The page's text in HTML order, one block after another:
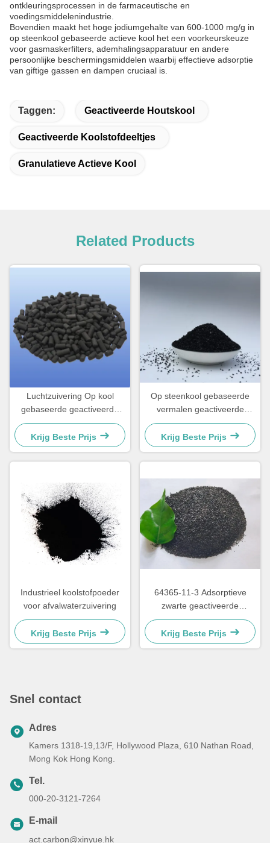
ontkleuringsprocessen in de farmaceutische en
voedingsmiddelenindustrie.
Bovendien maakt het hoge jodiumgehalte van 600-1000 mg/g in
op steenkool gebaseerde actieve kool het een voorkeurskeuze
voor gasmaskerfilters, ademhalingsapparatuur en andere
persoonlijke beschermingsmiddelen waarbij effectieve adsorptie
van giftige gassen en dampen cruciaal is.
Taggen: Geactiveerde Houtskool
Geactiveerde Koolstofdeeltjes
Granulatieve Actieve Kool
Related Products
Luchtzuivering Op kool
gebaseerde geactiveerde
koolstof CAS 64365-11-3
Kolomvormige geactiveerde
koolstof
Krijg Beste Prijs
Op steenkool gebaseerde
vermalen geactiveerde
koolstof / steenkool
geactiveerde koolstof Voor
verduidelijking
Krijg Beste Prijs
Industrieel koolstofpoeder
voor afvalwaterzuivering
Krijg Beste Prijs
64365-11-3 Adsorptieve
zwarte geactiveerde
koolstofpellets voor
gaszuivering
Krijg Beste Prijs
Snel contact
Adres
Kamers 1318-19,13/F, Hollywood Plaza, 610 Nathan Road,
Mong Kok Hong Kong.
Tel.
000-20-3121-7264
E-mail
act.carbon@xinyue.hk